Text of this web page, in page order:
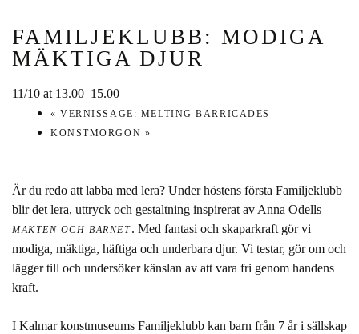
FAMILJEKLUBB: MODIGA
MÄKTIGA DJUR
11/10 at 13.00–15.00
« VERNISSAGE: MELTING BARRICADES
KONSTMORGON »
Är du redo att labba med lera? Under höstens första Familjeklubb
blir det lera, uttryck och gestaltning inspirerat av Anna Odells
MAKTEN OCH BARNET. Med fantasi och skaparkraft gör vi
modiga, mäktiga, häftiga och underbara djur. Vi testar, gör om och
lägger till och undersöker känslan av att vara fri genom handens
kraft.
I Kalmar konstmuseums Familjeklubb kan barn från 7 år i sällskap